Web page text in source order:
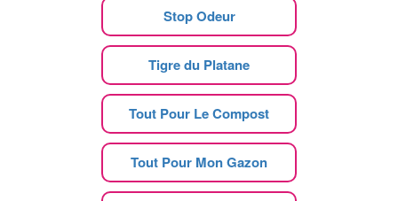
Stop Odeur
Tigre du Platane
Tout Pour Le Compost
Tout Pour Mon Gazon